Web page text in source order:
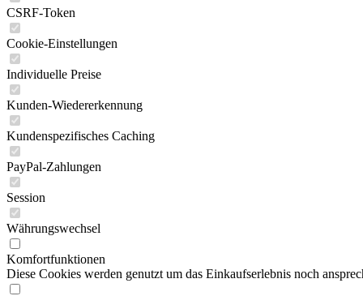
CSRF-Token
Cookie-Einstellungen
Individuelle Preise
Kunden-Wiedererkennung
Kundenspezifisches Caching
PayPal-Zahlungen
Session
Währungswechsel
Komfortfunktionen
Diese Cookies werden genutzt um das Einkaufserlebnis noch